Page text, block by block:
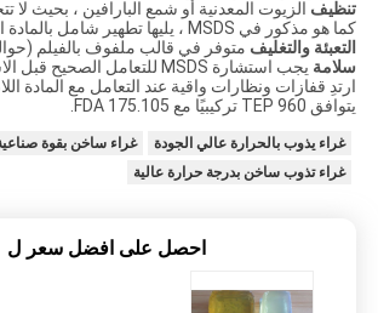
تنظيف الزيوت المعدنية أو شمع البارافين ، بحيث لا
كما هو مذكور في MSDS ، يليها تطهير شامل بالمادة اللاصقة نفسها.
التعبئة والتغليف متوفر في قالب ملفوف بالفيلم (حوالي 1 كجم أو 2
سلامة يجب استشارة MSDS للتعامل الصحيح قبل الاستخدام.
ارتدِ قفازات ونظارات واقية عند التعامل مع المادة
يتوافق TEP 960 تركيبيًا مع FDA 175.105.
غراء يذوب بالحرارة عالي الجودة
غراء ساخن بقوة
غراء تذوب ساخن بدرجة حرارة عالية
احصل على افضل سعر ل